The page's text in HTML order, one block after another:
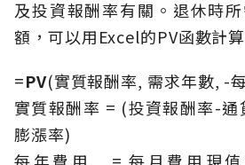
及投資報酬率有關。退休時
額，可以用Excel的PV函數計
=PV(實質報酬率, 需求年數, -
實質報酬率 = (投資報酬率-
膨漲率)